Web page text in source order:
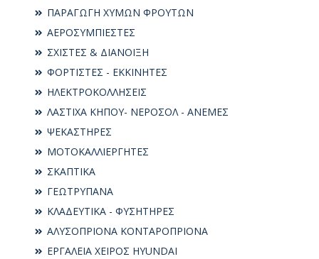
ΠΑΡΑΓΩΓΗ ΧΥΜΩΝ ΦΡΟΥΤΩΝ
ΑΕΡΟΣΥΜΠΙΕΣΤΕΣ
ΣΧΙΣΤΕΣ & ΔΙΑΝΟΙΞΗ
ΦΟΡΤΙΣΤΕΣ - ΕΚΚΙΝΗΤΕΣ
ΗΛΕΚΤΡΟΚΟΛΛΗΣΕΙΣ
ΛΑΣΤΙΧΑ ΚΗΠΟΥ- ΝΕΡΟΣΟΛ - ΑΝΕΜΕΣ
ΨΕΚΑΣΤΗΡΕΣ
ΜΟΤΟΚΑΛΛΙΕΡΓΗΤΕΣ
ΣΚΑΠΤΙΚΑ
ΓΕΩΤΡΥΠΑΝΑ
ΚΛΑΔΕΥΤΙΚΑ - ΦΥΣΗΤΗΡΕΣ
ΑΛΥΣΟΠΡΙΟΝΑ ΚΟΝΤΑΡΟΠΡΙΟΝΑ
ΕΡΓΑΛΕΙΑ ΧΕΙΡΟΣ HYUNDAI